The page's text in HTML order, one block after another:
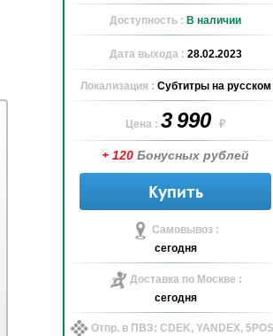
Доступность : В наличии
Дата выхода : 28.02.2023
Локализация : Субтитры на русском
Цена : 3 990 ₽
+ 120 Бонусных рублей
Купить
Самовывоз :
сегодня
Доставка по Москве :
сегодня
Отпр. в ПВЗ: CDEK, YANDEX,